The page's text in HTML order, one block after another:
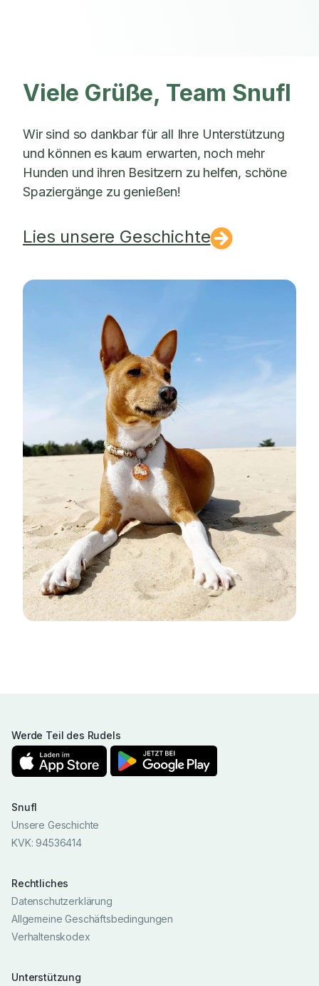
Viele Grüße, Team Snufl
Wir sind so dankbar für all Ihre Unterstützung
und können es kaum erwarten, noch mehr
Hunden und ihren Besitzern zu helfen, schöne
Spaziergänge zu genießen!
Lies unsere Geschichte
Werde Teil des Rudels
Snufl
Unsere Geschichte
KVK: 94536414
Rechtliches
Datenschutzerklärung
Allgemeine Geschäftsbedingungen
Verhaltenskodex
Unterstützung